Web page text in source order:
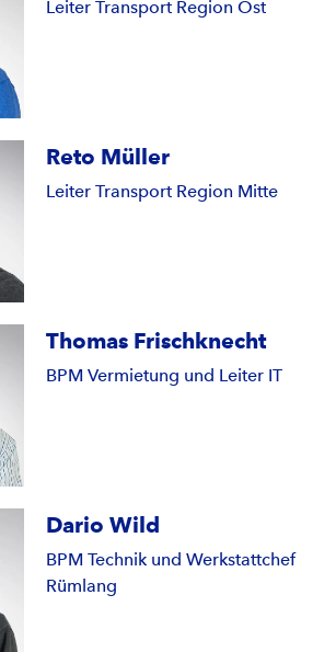
Leiter Transport Region Ost
Reto Müller
Leiter Transport Region Mitte
Thomas Frischknecht
BPM Vermietung und Leiter IT
Dario Wild
BPM Technik und Werkstattchef
Rümlang